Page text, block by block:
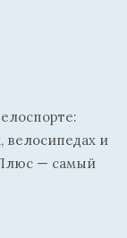
велосипедах и
— самый